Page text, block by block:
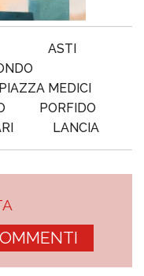
ASTI
PIAZZA MEDICI
PORFIDO
LANCIA